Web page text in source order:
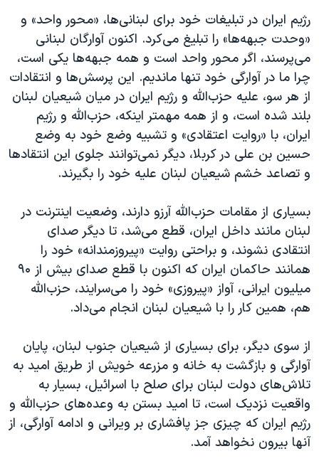
رژیم ایران در تبلیغات خود برای لبنانی‌ها، «محور واحد» و
«وحدت جبهه‌ها» را تبلیغ می‌کرد. اکنون آوارگان لبنانی
می‌پرسند، اگر محور واحد است و همه جبهه‌ها یکی است،
چرا ما در آوارگی خود تنها ماندیم. این پرسش‌ها و انتقادات
از هر سو، علیه حزب‌الله و رژیم ایران در میان شیعیان لبنان
بلند شده است، و از همه مهمتر اینکه، حزب‌الله و رژیم
ایران، با «روایت اعتقادی» و تشبیه وضع خود به وضع
حسین بن علی در کربلا، دیگر نمی‌توانند جلوی این انتقادها
و تصاعد خشم شیعیان لبنان علیه خود را بگیرند.
بسیاری از مقامات حزب‌الله آرزو دارند، وضعیت اینترنت در
لبنان مانند داخل ایران، قطع می‌شد، تا دیگر صدای
انتقادی نشوند، و براحتی روایت «پیروزمندانه» خود را
همانند حاکمان ایران که اکنون با قطع صدای بیش از ۹۰
میلیون ایرانی، آواز «پیروزی» خود را می‌سرایند، حزب‌الله
هم، همین کار را با شیعیان لبنان انجام می‌داد.
از سوی دیگر، برای بسیاری از شیعیان جنوب لبنان، پایان
آوارگی و بازگشت به خانه و مزرعه خویش از طریق امید به
تلاش‌های دولت لبنان برای صلح با اسرائیل، بسیار به
واقعیت نزدیک است، تا امید بستن به وعده‌های حزب‌الله و
رژیم ایران که چیزی جز پافشاری بر ویرانی و ادامه آوارگی، از
آنها بیرون نخواهد آمد.